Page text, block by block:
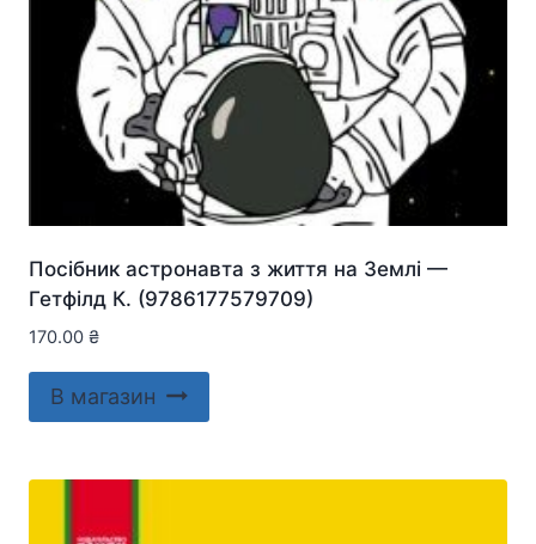
Посібник астронавта з життя на Землі —
Гетфілд К. (9786177579709)
170.00 ₴
В магазин